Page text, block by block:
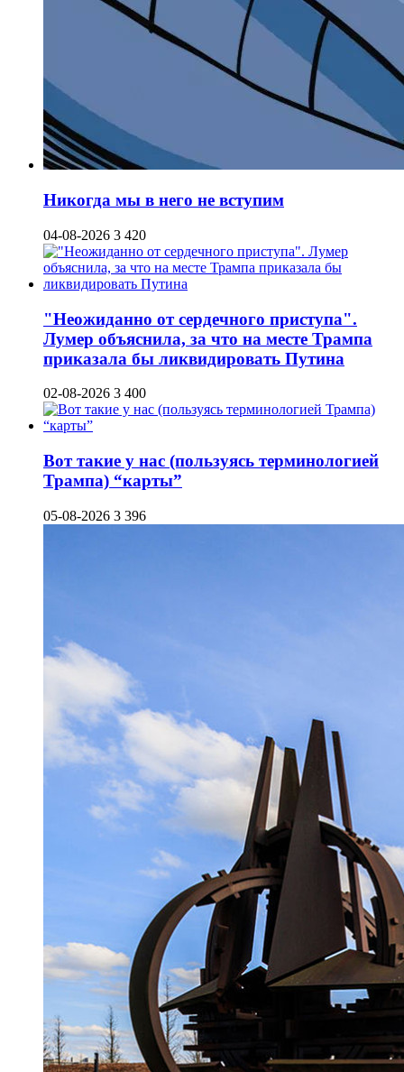
Никогда мы в него не вступим
04-08-2026 3 420
"Неожиданно от сердечного приступа".
Лумер объяснила, за что на месте Трампа
приказала бы ликвидировать Путина
02-08-2026 3 400
Вот такие у нас (пользуясь терминологией
Трампа) “карты”
05-08-2026 3 396